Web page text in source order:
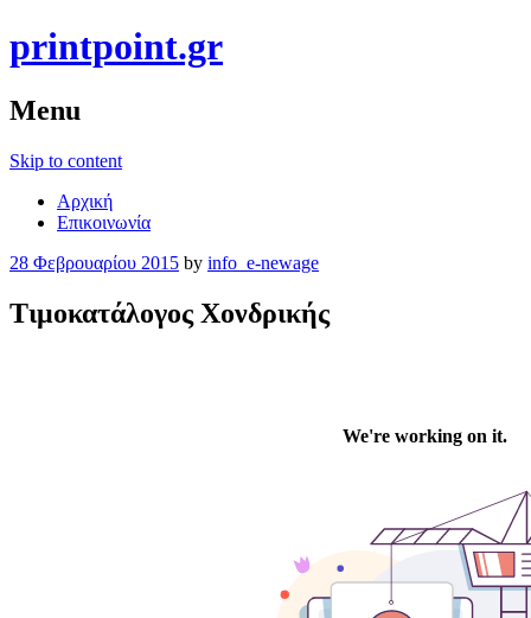
printpoint.gr
Menu
Skip to content
Αρχική
Επικοινωνία
28 Φεβρουαρίου 2015 by info_e-newage
Τιμοκατάλογος Χονδρικής